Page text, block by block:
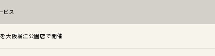
ビス
大阪堀江公園店で開催